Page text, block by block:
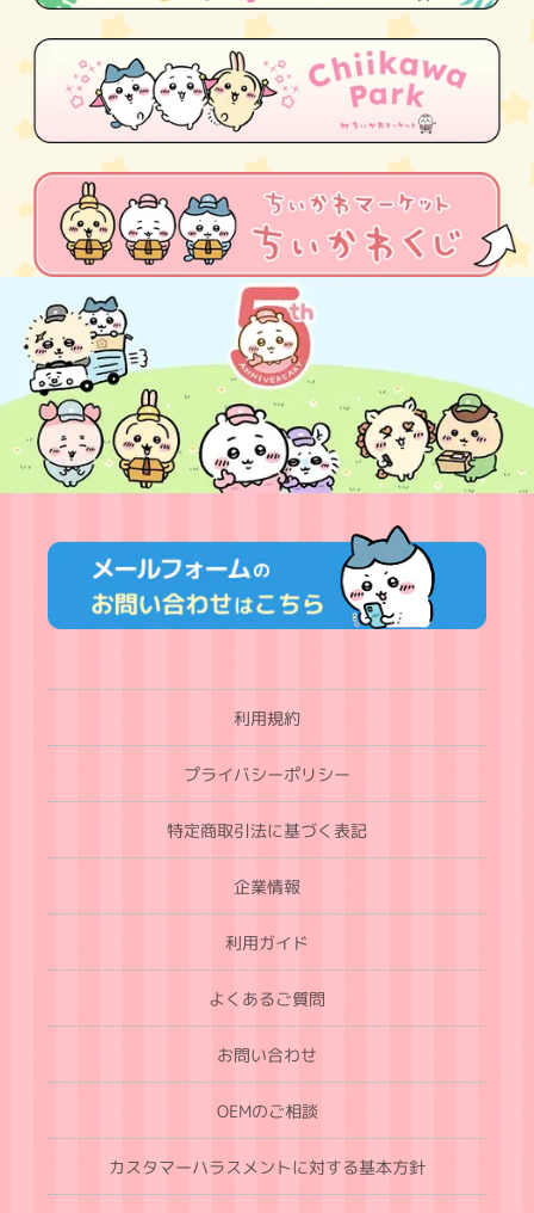
利用規約
プライバシーポリシー
特定商取引法に基づく表記
企業情報
利用ガイド
よくあるご質問
お問い合わせ
OEMのご相談
カスタマーハラスメントに対する基本方針